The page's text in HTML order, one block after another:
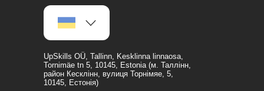
UpSkills OÜ, Tallinn, Kesklinna linnaosa,
Tornimäe tn 5, 10145, Estonia (м. Таллінн,
район Кесклінн, вулиця Торнімяе, 5,
10145, Естонія)